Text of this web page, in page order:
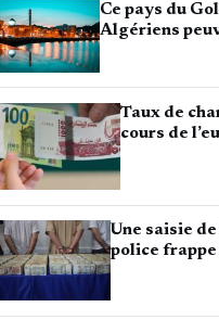
Ce pays du
Algériens
Taux de
cours de
Une saisie
police